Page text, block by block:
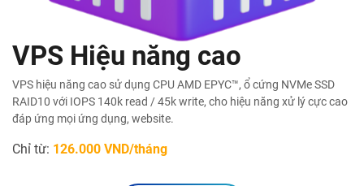
VPS Hiệu năng cao
VPS hiệu năng cao sử dụng CPU AMD EPYC™, ổ cứng NVMe SSD
RAID10 với IOPS 140k read / 45k write, cho hiệu năng xử lý cực cao
đáp ứng mọi ứng dụng, website.
Chỉ từ: 126.000 VND/tháng